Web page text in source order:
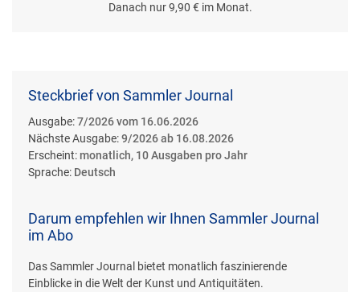
Danach nur 9,90 € im Monat.
Steckbrief von Sammler Journal
Ausgabe:7/2026 vom 16.06.2026
Nächste Ausgabe:9/2026 ab 16.08.2026
Erscheint: monatlich, 10 Ausgaben pro Jahr
Sprache: Deutsch
Darum empfehlen wir Ihnen Sammler Journal
im Abo
Das Sammler Journal bietet monatlich faszinierende
Einblicke in die Welt der Kunst und Antiquitäten.